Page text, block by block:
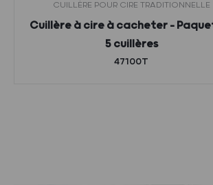
CUILLÈRE POUR CIRE TRADITIONNELLE
Cuillère à cire à cacheter –
5 cuillères
47100T